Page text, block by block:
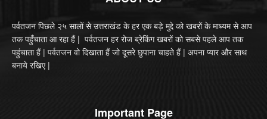
पर्वतजन पिछले २५ सालों से उत्तराखंड के हर एक बड़े मुद्दे को खबरों के माध्यम से आप
तक पहुँचाता आ रहा हैं | पर्वतजन हर रोज ब्रेकिंग खबरों को सबसे पहले आप तक
पहुंचाता हैं | पर्वतजन वो दिखाता हैं जो दूसरे छुपाना चाहते हैं | अपना प्यार और साथ
बनाये रखिए |
Important Page